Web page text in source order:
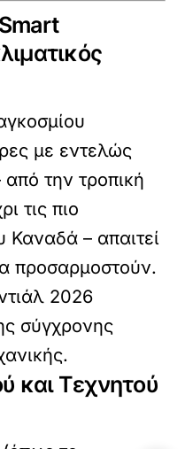
με εντελώς
από την τροπική
τις πιο
Καναδά – απαιτεί
προσαρμοστούν.
2026
σύγχρονης
και Τεχνητού